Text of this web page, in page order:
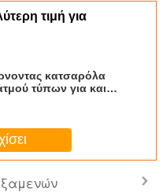
τιμή για
κατσαρόλα
τύπων για και